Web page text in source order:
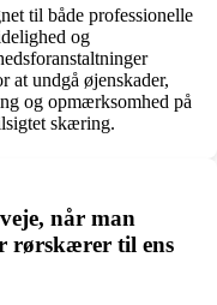
til både professionelle
og
at undgå øjenskader,
og opmærksomhed på
skæring.
når man
rørskærer til ens